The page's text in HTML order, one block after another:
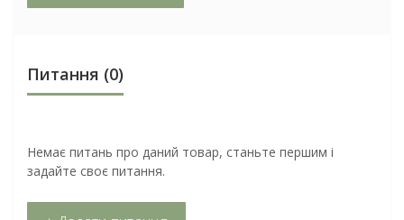
Питання (0)
Немає питань про даний товар, станьте першим і
задайте своє питання.